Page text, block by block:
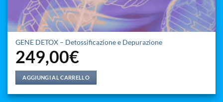
GENE DETOX – Detossificazione e Depurazione
249,00€
AGGIUNGI AL CARRELLO